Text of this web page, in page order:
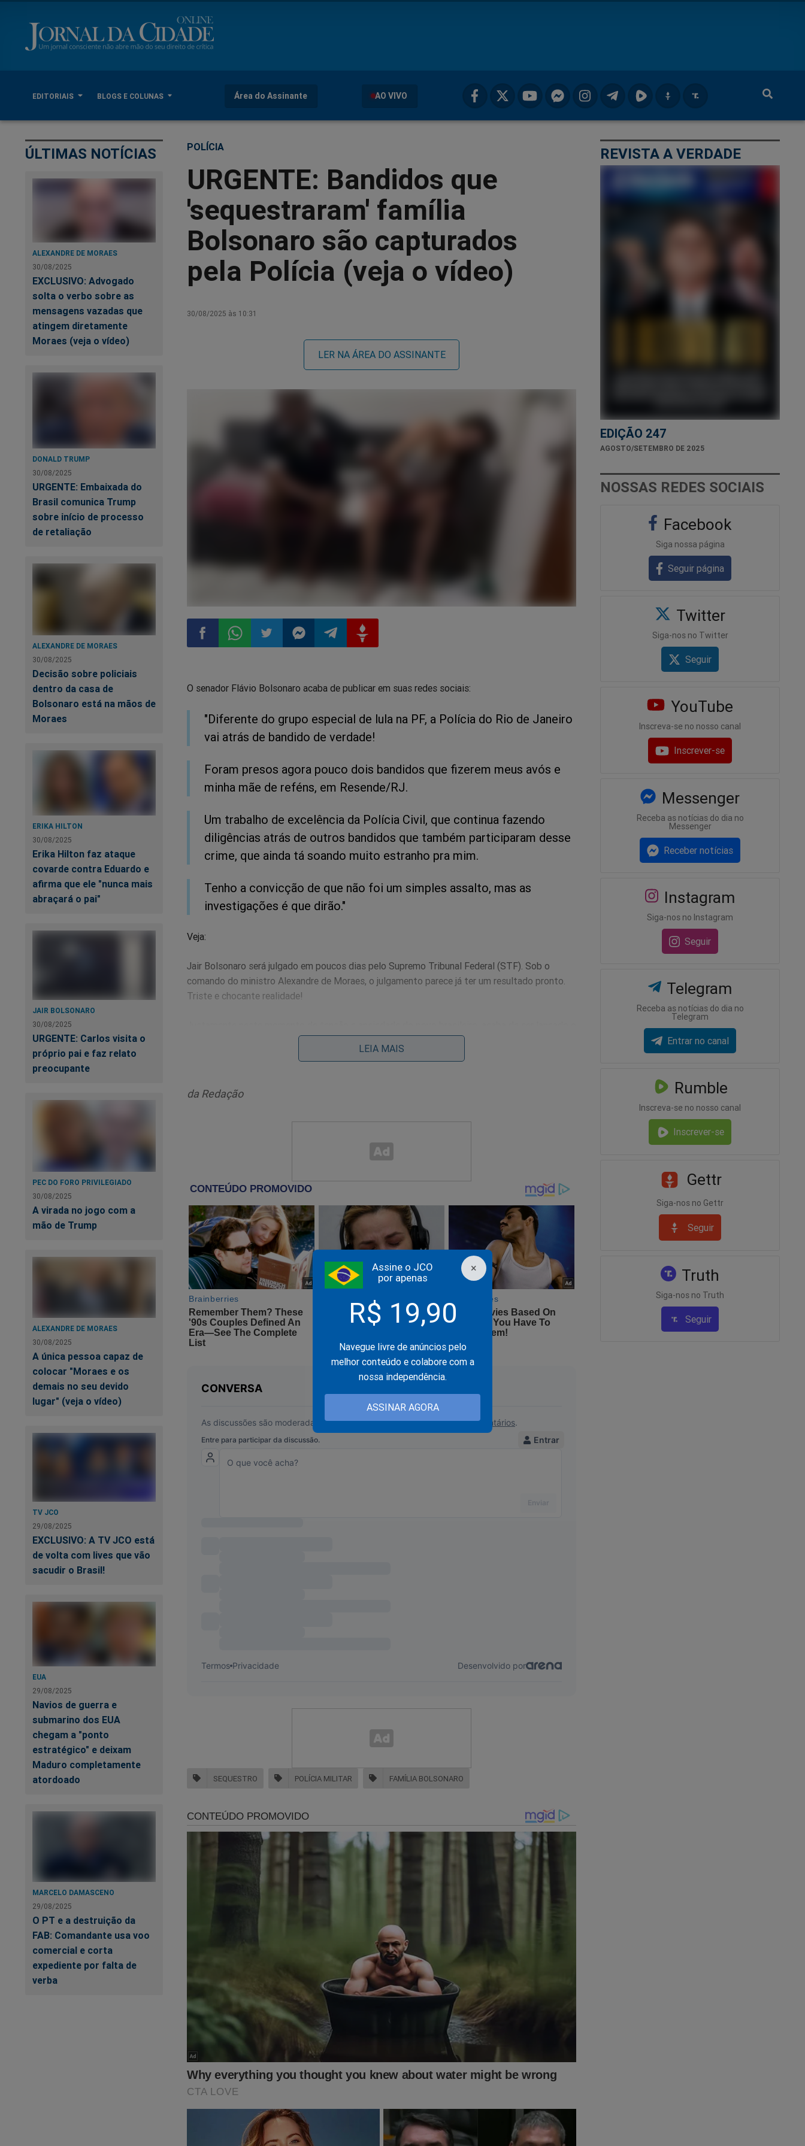
EDITORIAIS BLOGS E COLUNAS Área do Assinante AO VIVO
×
Assine o JCO
por apenas
R$ 19,90
Navegue livre de anúncios pelo
melhor conteúdo e colabore com a
nossa independência.
ASSINAR AGORA
ÚLTIMAS NOTÍCIAS
ALEXANDRE DE MORAES
30/08/2025
EXCLUSIVO: Advogado
solta o verbo sobre as
mensagens vazadas que
atingem diretamente
Moraes (veja o vídeo)
DONALD TRUMP
30/08/2025
URGENTE: Embaixada do
Brasil comunica Trump
sobre início de processo
de retaliação
ALEXANDRE DE MORAES
30/08/2025
Decisão sobre policiais
dentro da casa de
Bolsonaro está na mãos de
Moraes
ERIKA HILTON
30/08/2025
Erika Hilton faz ataque
covarde contra Eduardo e
afirma que ele "nunca mais
abraçará o pai"
JAIR BOLSONARO
30/08/2025
URGENTE: Carlos visita o
próprio pai e faz relato
preocupante
PEC DO FORO PRIVILEGIADO
30/08/2025
A virada no jogo com a
mão de Trump
ALEXANDRE DE MORAES
30/08/2025
A única pessoa capaz de
colocar "Moraes e os
demais no seu devido
lugar" (veja o vídeo)
TV JCO
29/08/2025
EXCLUSIVO: A TV JCO está
de volta com lives que vão
sacudir o Brasil!
EUA
29/08/2025
Navios de guerra e
submarino dos EUA
chegam a "ponto
estratégico" e deixam
Maduro completamente
atordoado
MARCELO DAMASCENO
29/08/2025
O PT e a destruição da
FAB: Comandante usa voo
comercial e corta
expediente por falta de
verba
POLÍCIA
URGENTE: Bandidos que
'sequestraram' família
Bolsonaro são capturados
pela Polícia (veja o vídeo)
30/08/2025 às 10:31
LER NA ÁREA DO ASSINANTE
no
Facebook
no
Whatsapp
no
Twitter
no
Messenger
no
Telegram
no
Gettr
O senador Flávio Bolsonaro acaba de publicar em suas redes sociais:
"Diferente do grupo especial de lula na PF, a Polícia do Rio de Janeiro
vai atrás de bandido de verdade!
Foram presos agora pouco dois bandidos que fizerem meus avós e
minha mãe de reféns, em Resende/RJ.
Um trabalho de excelência da Polícia Civil, que continua fazendo
diligências atrás de outros bandidos que também participaram desse
crime, que ainda tá soando muito estranho pra mim.
Tenho a convicção de que não foi um simples assalto, mas as
investigações é que dirão."
Veja:
Jair Bolsonaro será julgado em poucos dias pelo Supremo Tribunal Federal (STF). Sob o
comando do ministro Alexandre de Moraes, o julgamento parece já ter um resultado pronto.
Triste e chocante realidade!
“A Máquina Contra o Homem: Como o sistema tentou destruir um presidente — e
, obra que promete impactar o "sistema" com revelações chocantes
Para ter esse documento histórico na palma da sua mão, clique no link abaixo:
LEIA MAIS
da Redação
SEQUESTRO POLÍCIA MILITAR FAMÍLIA BOLSONARO
REVISTA A VERDADE
EDIÇÃO 247
AGOSTO/SETEMBRO DE 2025
NOSSAS REDES SOCIAIS
Facebook
Siga nossa página
Seguir página
Twitter
Siga-nos no Twitter
Seguir
YouTube
Inscreva-se no nosso canal
Inscrever-se
Messenger
Receba as notícias do dia no
Messenger
Receber notícias
Instagram
Siga-nos no Instagram
Seguir
Telegram
Receba as notícias do dia no
Telegram
Entrar no canal
Rumble
Inscreva-se no nosso canal
Inscrever-se
Gettr
Siga-nos no Gettr
Seguir
Truth
Siga-nos no Truth
Seguir